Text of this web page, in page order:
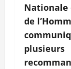
Nationale
de
plusieurs